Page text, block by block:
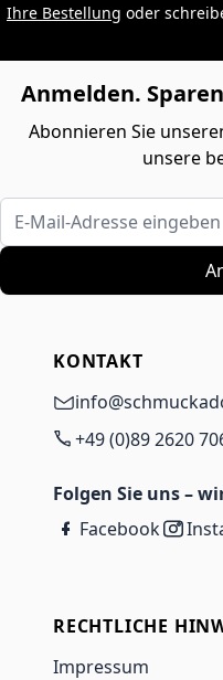
Ihre Bestellung oder
Anmelden.
Abonnieren Sie
unsere
E-Mail-Adresse eingeben
KONTAKT
+49 (0)89 2620
Folgen Sie uns –
Facebook
RECHTLICHE
Impressum